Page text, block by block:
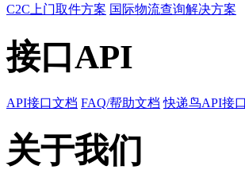
C2C上门取件方案 国际物流查询解决方案
接口API
API接口文档 FAQ/帮助文档 快递鸟API接口
关于我们